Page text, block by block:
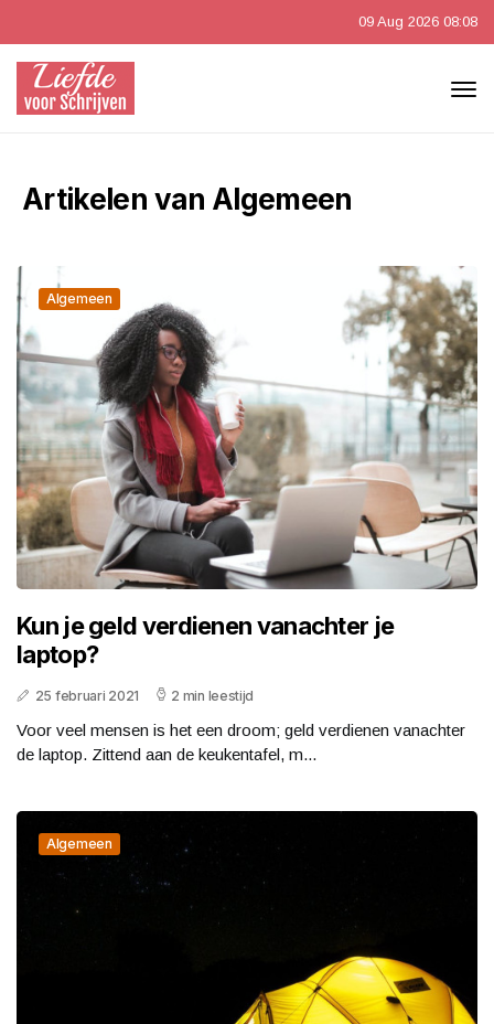
09 Aug 2026 08:08
Artikelen van Algemeen
Algemeen
Kun je geld verdienen vanachter je
laptop?
25 februari 2021 2 min leestijd
Voor veel mensen is het een droom; geld verdienen vanachter
de laptop. Zittend aan de keukentafel, m...
Algemeen